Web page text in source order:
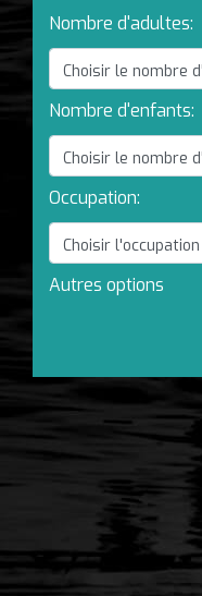
Nombre d'adultes:
Nombre d'enfants:
Occupation:
Autres options